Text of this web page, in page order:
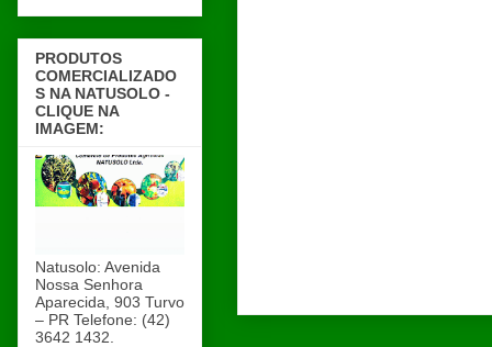
PRODUTOS
COMERCIALIZADO
S NA NATUSOLO -
CLIQUE NA
IMAGEM:
Natusolo: Avenida
Nossa Senhora
Aparecida, 903 Turvo
– PR Telefone: (42)
3642 1432.